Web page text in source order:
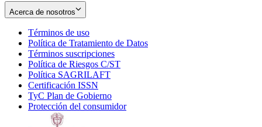
Acerca de nosotros
Términos de uso
in
new
window
Política de Tratamiento de Datos
Términos suscripciones
in
Política de Riesgos C/ST
Política SAGRILAFT
new
window
Certificación ISSN
in
new
TyC Plan de Gobierno
in
Protección del consumidorOpens